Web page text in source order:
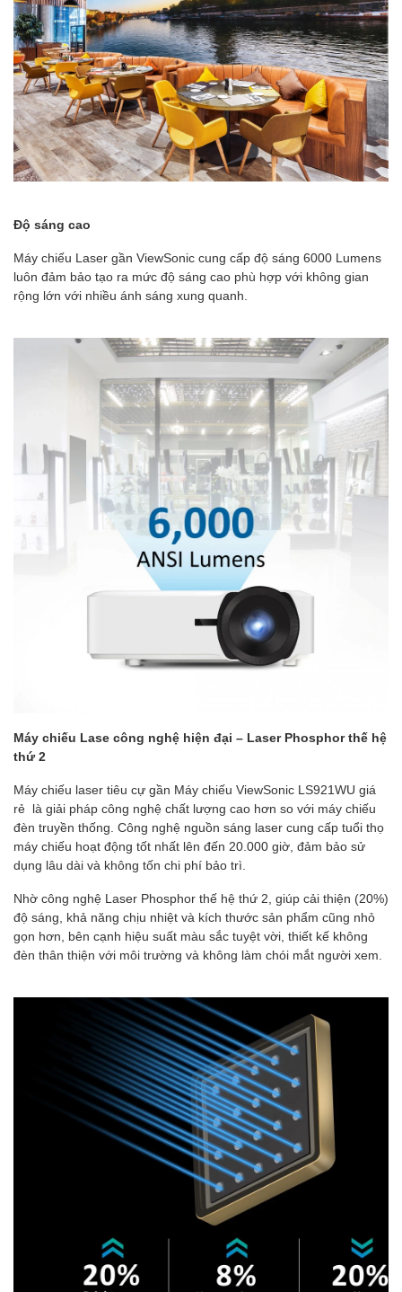
Độ sáng cao
Máy chiếu Laser gần ViewSonic cung cấp độ sáng 6000 Lumens
luôn đảm bảo tạo ra mức độ sáng cao phù hợp với không gian
rộng lớn với nhiều ánh sáng xung quanh.
Máy chiếu Lase công nghệ hiện đại – Laser Phosphor thế hệ
thứ 2
Máy chiếu laser tiêu cự gần Máy chiếu ViewSonic LS921WU giá
rẻ là giải pháp công nghệ chất lượng cao hơn so với máy chiếu
đèn truyền thống. Công nghệ nguồn sáng laser cung cấp tuổi thọ
máy chiếu hoạt động tốt nhất lên đến 20.000 giờ, đảm bảo sử
dụng lâu dài và không tốn chi phí bảo trì.
Nhờ công nghệ Laser Phosphor thế hệ thứ 2, giúp cải thiện (20%)
độ sáng, khả năng chịu nhiệt và kích thước sản phẩm cũng nhỏ
gọn hơn, bên cạnh hiệu suất màu sắc tuyệt vời, thiết kế không
đèn thân thiện với môi trường và không làm chói mắt người xem.